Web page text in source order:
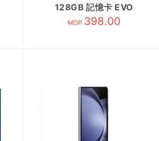
128GB 記憶卡 EVO
128GB
MOP 398.00